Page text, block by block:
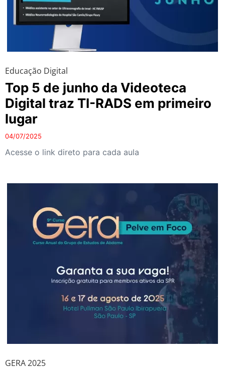
Educação Digital
Top 5 de junho da Videoteca
Digital traz TI-RADS em primeiro
lugar
04/07/2025
Acesse o link direto para cada aula
GERA 2025